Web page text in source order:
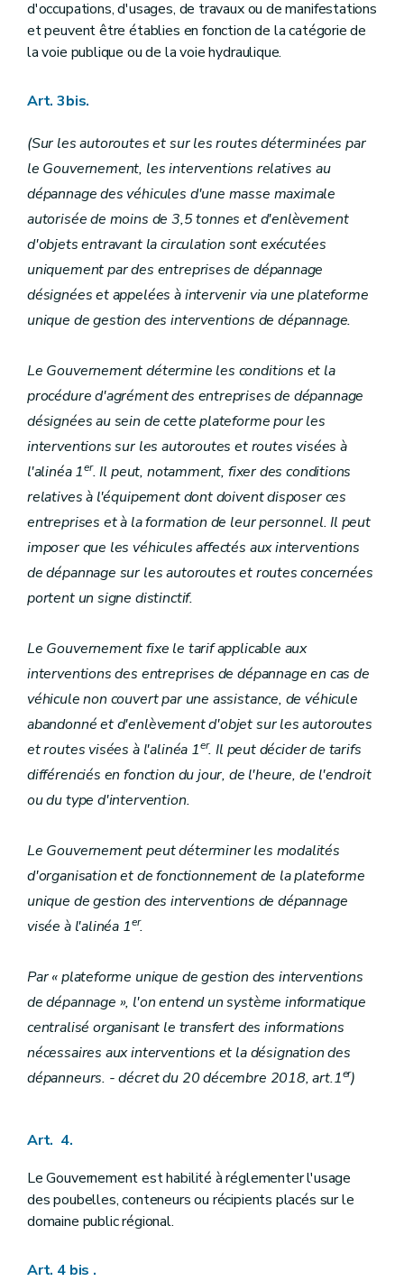
d'occupations, d'usages, de travaux ou de manifestations
et peuvent être établies en fonction de la catégorie de
la voie publique ou de la voie hydraulique.
Art. 3bis.
(Sur les autoroutes et sur les routes déterminées par
le Gouvernement, les interventions relatives au
dépannage des véhicules d'une masse maximale
autorisée de moins de 3,5 tonnes et d'enlèvement
d'objets entravant la circulation sont exécutées
uniquement par des entreprises de dépannage
désignées et appelées à intervenir via une plateforme
unique de gestion des interventions de dépannage.
Le Gouvernement détermine les conditions et la
procédure d'agrément des entreprises de dépannage
désignées au sein de cette plateforme pour les
interventions sur les autoroutes et routes visées à
l'alinéa 1er. Il peut, notamment, fixer des conditions
relatives à l'équipement dont doivent disposer ces
entreprises et à la formation de leur personnel. Il peut
imposer que les véhicules affectés aux interventions
de dépannage sur les autoroutes et routes concernées
portent un signe distinctif.
Le Gouvernement fixe le tarif applicable aux
interventions des entreprises de dépannage en cas de
véhicule non couvert par une assistance, de véhicule
abandonné et d'enlèvement d'objet sur les autoroutes
et routes visées à l'alinéa 1er. Il peut décider de tarifs
différenciés en fonction du jour, de l'heure, de l'endroit
ou du type d'intervention.
Le Gouvernement peut déterminer les modalités
d'organisation et de fonctionnement de la plateforme
unique de gestion des interventions de dépannage
visée à l'alinéa 1er.
Par « plateforme unique de gestion des interventions
de dépannage », l'on entend un système informatique
centralisé organisant le transfert des informations
nécessaires aux interventions et la désignation des
dépanneurs. - décret du 20 décembre 2018, art.1er)
Art. 4.
Le Gouvernement est habilité à réglementer l'usage
des poubelles, conteneurs ou récipients placés sur le
domaine public régional.
Art. 4 bis .